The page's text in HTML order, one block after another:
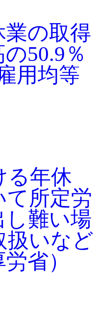
業の取得
50.9％
用均等
る年休
て所定労
し難い場
扱いなど
省）